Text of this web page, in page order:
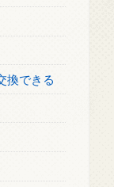
換できる